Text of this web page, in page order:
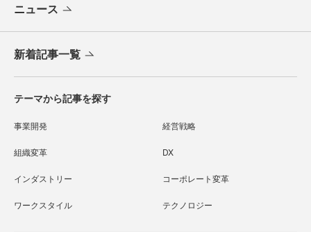
ニュース
新着記事一覧
テーマから記事を探す
事業開発 経営戦略
組織変革 DX
インダストリー コーポレート変革
ワークスタイル テクノロジー